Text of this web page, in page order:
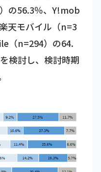
の56.3％、Y!mob
天モバイル（n=3
（n=294）の64.
検討し、検討時期